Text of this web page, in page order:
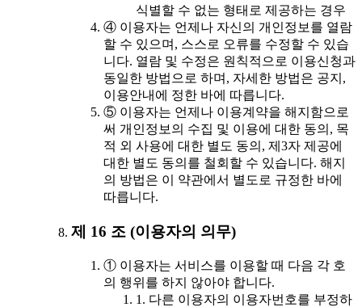
식별할 수 없는 형태로 제공하는 경우
④ 이용자는 언제나 자신의 개인정보를 열람
할 수 있으며, 스스로 오류를 수정할 수 있습
니다. 열람 및 수정은 원칙적으로 이용신청과
동일한 방법으로 하며, 자세한 방법은 공지,
이용안내에 정한 바에 따릅니다.
⑤ 이용자는 언제나 이용계약을 해지함으로
써 개인정보의 수집 및 이용에 대한 동의, 목
적 외 사용에 대한 별도 동의, 제3자 제공에
대한 별도 동의를 철회할 수 있습니다. 해지
의 방법은 이 약관에서 별도로 규정한 바에
따릅니다.
제 16 조 (이용자의 의무)
① 이용자는 서비스를 이용할 때 다음 각 호
의 행위를 하지 않아야 합니다.
1. 다른 이용자의 이용자번호를 부정하